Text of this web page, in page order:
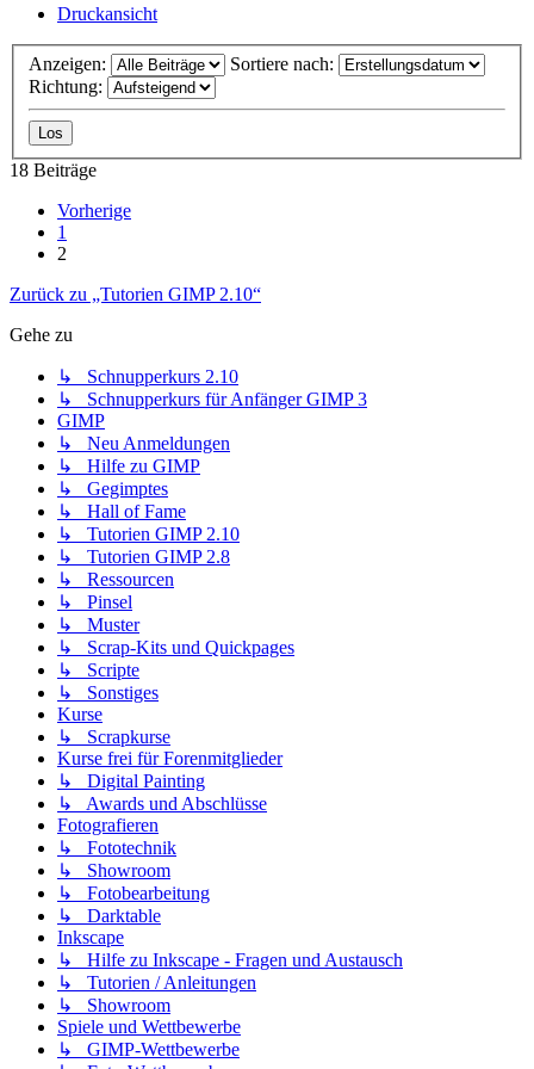
Druckansicht
Anzeigen:
Sortiere nach:
Richtung:
18 Beiträge
Vorherige
1
2
Zurück zu „Tutorien GIMP 2.10“
Gehe zu
↳ Schnupperkurs 2.10
↳ Schnupperkurs für Anfänger GIMP 3
GIMP
↳ Neu Anmeldungen
↳ Hilfe zu GIMP
↳ Gegimptes
↳ Hall of Fame
↳ Tutorien GIMP 2.10
↳ Tutorien GIMP 2.8
↳ Ressourcen
↳ Pinsel
↳ Muster
↳ Scrap-Kits und Quickpages
↳ Scripte
↳ Sonstiges
Kurse
↳ Scrapkurse
Kurse frei für Forenmitglieder
↳ Digital Painting
↳ Awards und Abschlüsse
Fotografieren
↳ Fototechnik
↳ Showroom
↳ Fotobearbeitung
↳ Darktable
Inkscape
↳ Hilfe zu Inkscape - Fragen und Austausch
↳ Tutorien / Anleitungen
↳ Showroom
Spiele und Wettbewerbe
↳ GIMP-Wettbewerbe